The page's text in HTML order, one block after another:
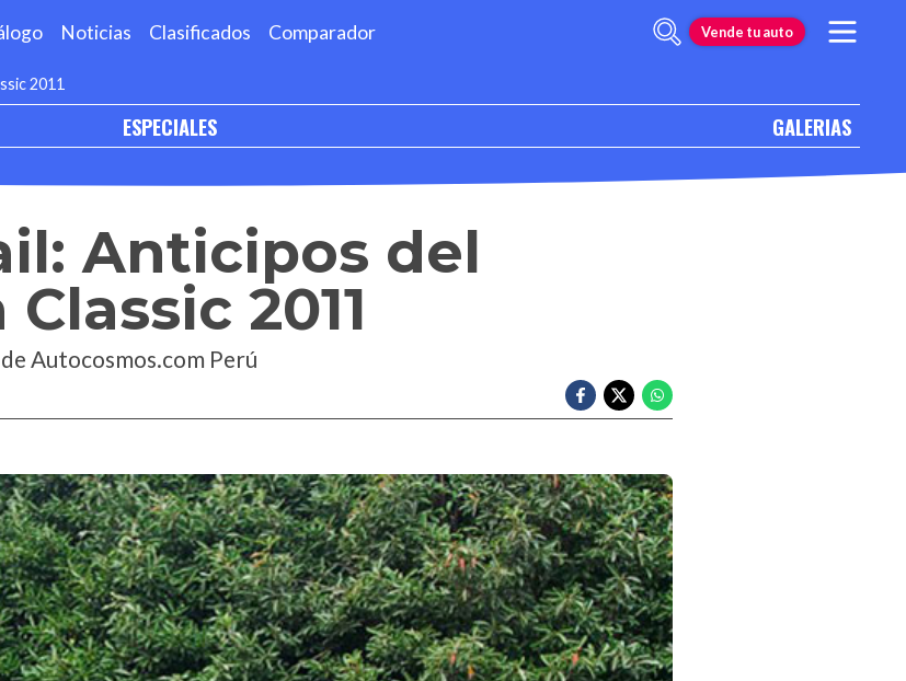
Noticias Clasificados Comparador Vende tu auto
2011
ESPECIALES GALERIAS
Anticipos del
2011
Autocosmos.com Perú